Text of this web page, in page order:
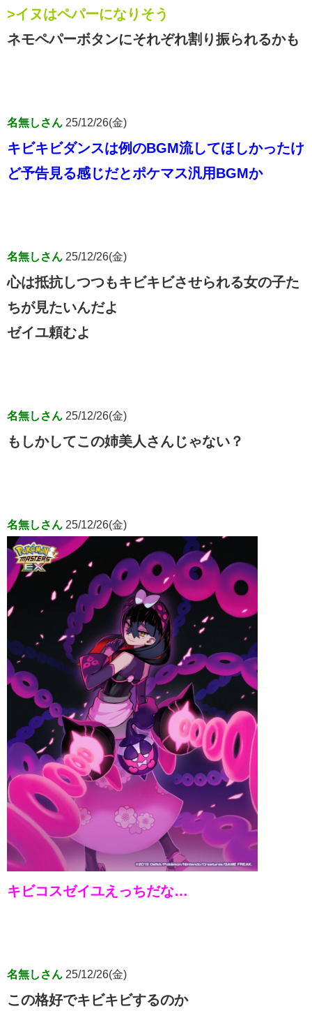
>イヌはペパーになりそう
ネモペパーボタンにそれぞれ割り振られるかも
名無しさん 25/12/26(金)
キビキビダンスは例のBGM流してほしかったけ
ど予告見る感じだとポケマス汎用BGMか
名無しさん 25/12/26(金)
心は抵抗しつつもキビキビさせられる女の子た
ちが見たいんだよ
ゼイユ頼むよ
名無しさん 25/12/26(金)
もしかしてこの姉美人さんじゃない？
名無しさん 25/12/26(金)
キビコスゼイユえっちだな…
名無しさん 25/12/26(金)
この格好でキビキビするのか